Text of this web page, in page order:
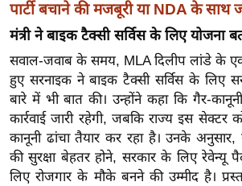
बे
मि
सा
ल
श
ख्सि
य
त
पार्टी बचाने की मजबूरी या NDA के साथ
मंत्री ने बाइक टैक्सी सर्विस के लिए योजना
सवाल-जवाब के समय, MLA दिलीप लांडे के
हुए सरनाइक ने बाइक टैक्सी सर्विस के लिए
बारे में भी बात की। उन्होंने कहा कि गैर-
कार्रवाई जारी रहेगी, जबकि राज्य इस
कानूनी ढांचा तैयार कर रहा है। उनके अनुसार,
की सुरक्षा बेहतर होने, सरकार के लिए रेवेन्यू
लिए रोजगार के मौके बनने की उम्मीद है।